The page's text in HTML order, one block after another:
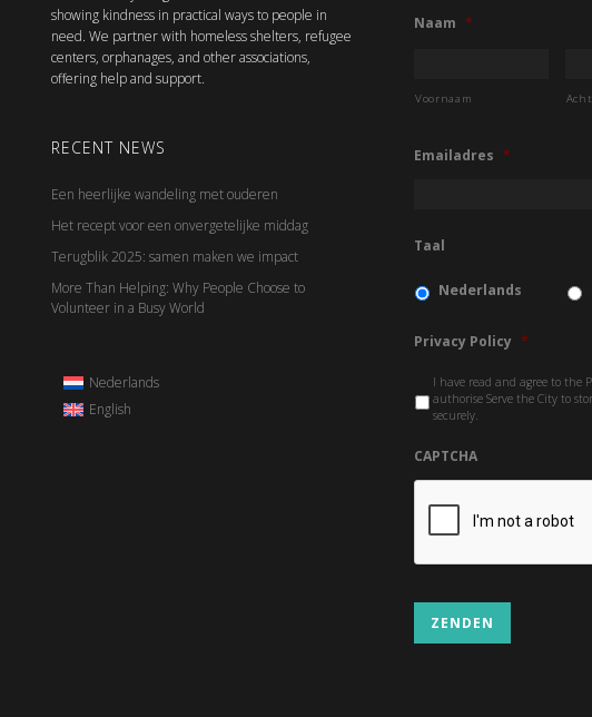
showing kindness in practical ways to people in
need. We partner with homeless shelters, refugee
centers, orphanages, and other associations,
offering help and support.
RECENT NEWS
Een heerlijke wandeling met ouderen
Het recept voor een onvergetelijke middag
Terugblik 2025: samen maken we impact
More Than Helping: Why People Choose to
Volunteer in a Busy World
Nederlands
English
Naam *
Voornaam
Emailadres *
Taal
Nederlands
Privacy Policy *
I have read and agree to the
authorise Serve the City to
securely.
CAPTCHA